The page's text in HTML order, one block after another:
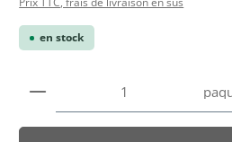
en stock
Quantité de produit :